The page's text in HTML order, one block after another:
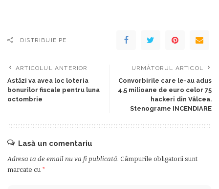
DISTRIBUIE PE
ARTICOLUL ANTERIOR
Astăzi va avea loc loteria
bonurilor fiscale pentru luna
octombrie
URMĂTORUL ARTICOL
Convorbirile care le-au adus
4,5 milioane de euro celor 75
hackeri din Vâlcea.
Stenograme INCENDIARE
Lasă un comentariu
Adresa ta de email nu va fi publicată. Câmpurile obligatorii sunt
marcate cu *